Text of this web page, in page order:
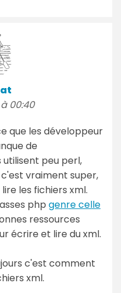
00:40
que les développeur
de
peu perl,
vraiment super,
les fichiers xml.
php genre celle
ressources
écrire et lire du xml.
c'est comment
xml.